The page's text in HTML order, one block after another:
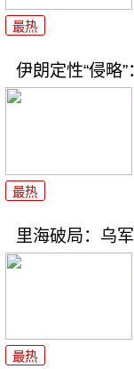
最热
伊朗定性“侵略
最热
里海破局：乌
最热